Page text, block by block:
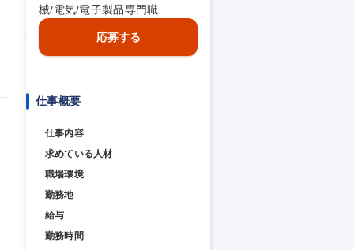
械/電気/電子製品専門職
応募する
仕事概要
仕事内容
求めている人材
職場環境
勤務地
給与
勤務時間